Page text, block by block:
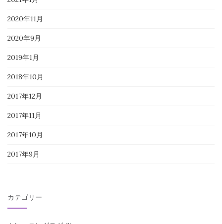
2020年11月
2020年9月
2019年1月
2018年10月
2017年12月
2017年11月
2017年10月
2017年9月
カテゴリー